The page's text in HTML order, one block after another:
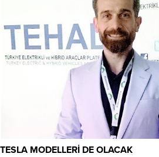
TESLA MODELLERİ DE OLACAK